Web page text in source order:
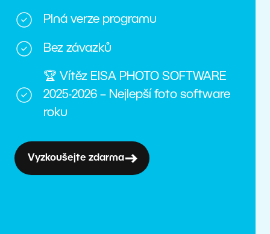
Plná verze programu
Bez závazků
🏆 Vítěz EISA PHOTO SOFTWARE
2025-2026 – Nejlepší foto software
roku
Vyzkoušejte zdarma